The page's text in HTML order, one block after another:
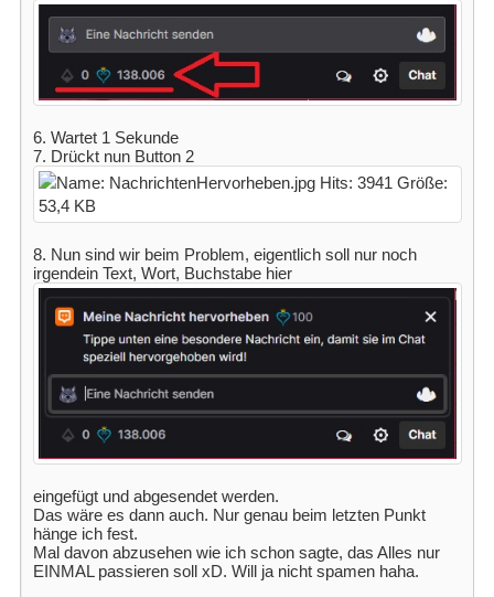
6. Wartet 1 Sekunde
7. Drückt nun Button 2
8. Nun sind wir beim Problem, eigentlich soll nur noch
irgendein Text, Wort, Buchstabe hier
eingefügt und abgesendet werden.
Das wäre es dann auch. Nur genau beim letzten Punkt
hänge ich fest.
Mal davon abzusehen wie ich schon sagte, das Alles nur
EINMAL passieren soll xD. Will ja nicht spamen haha.